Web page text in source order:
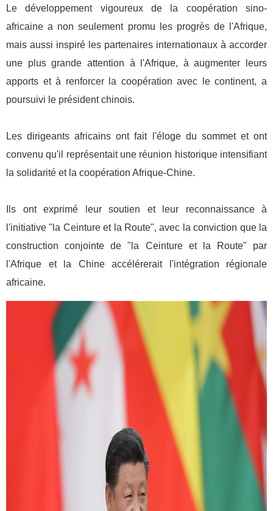
Le développement vigoureux de la coopération sino-
africaine a non seulement promu les progrès de l'Afrique,
mais aussi inspiré les partenaires internationaux à accorder
une plus grande attention à l'Afrique, à augmenter leurs
apports et à renforcer la coopération avec le continent, a
poursuivi le président chinois.
Les dirigeants africains ont fait l'éloge du sommet et ont
convenu qu'il représentait une réunion historique intensifiant
la solidarité et la coopération Afrique-Chine.
Ils ont exprimé leur soutien et leur reconnaissance à
l'initiative "la Ceinture et la Route", avec la conviction que la
construction conjointe de "la Ceinture et la Route" par
l'Afrique et la Chine accélérerait l'intégration régionale
africaine.